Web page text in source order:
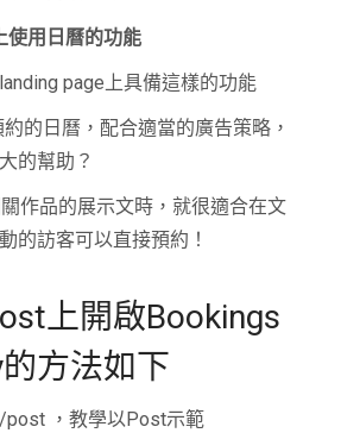
上使用日曆的功能
landing page 上具備這樣的功能
約的日曆，配合適當的廣告策略，
的幫助？
關作品的展示文時，就很適合在文
的訪客可以直接預約！
上開啟Bookings
方法如下
/post ，教學以Post示範